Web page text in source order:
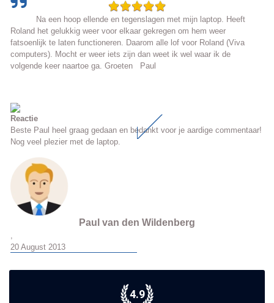
Na een hoop ellende en tegenslagen met mijn laptop. Heeft
Roland het gelukkig weer voor elkaar gekregen om hem weer
fatsoenlijk te laten functioneren. Daarom alle lof voor Roland (Viva
computers). Mocht er weer iets zijn dan weet ik wel waar ik de
volgende keer naartoe ga. Groeten Paul
Reactie
Beste Paul heel graag gedaan en bedankt voor je aardige commentaar!
Nog veel plezier met de laptop.
Paul van den Wildenberg
20 August 2013
4.9